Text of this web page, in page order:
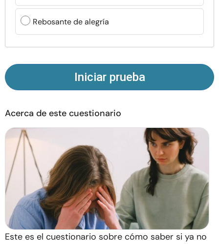
Comunidad
Encuentra un terapeuta
Sobre nosotros Contáctanos Escríbenos
© Copyright 2026. Todos los derechos reservados.
Rebosante de alegría
Iniciar prueba
Acerca de este cuestionario
Este es el cuestionario sobre cómo saber si ya no